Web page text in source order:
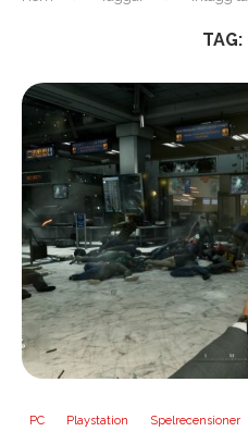
TAG:
PC Playstation Spelrecensioner